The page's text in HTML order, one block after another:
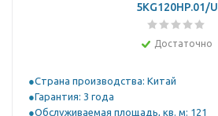
5KG120HP.01/U
Достаточно
Страна производства: Китай
Гарантия: 3 года
Обслуживаемая площадь, кв. м: 121